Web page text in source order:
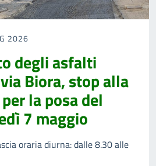
2026
degli asfalti
Biora, stop alla
la posa del
7 maggio
oraria diurna: dalle 8.30 alle